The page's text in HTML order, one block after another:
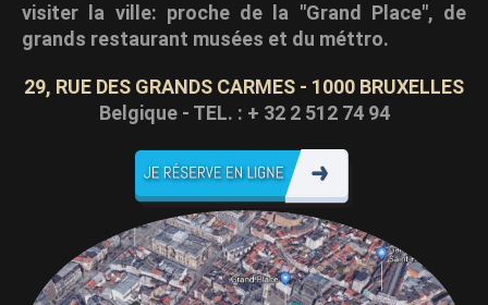
visiter la ville: proche de la "Grand Place", de
grands restaurant musées et du méttro.
29, RUE DES GRANDS CARMES - 1000 BRUXELLES
Belgique - TEL. : + 32 2 512 74 94